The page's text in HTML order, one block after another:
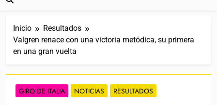
Inicio
Resultados
Valgren renace con una victoria metódica, su primera
en una gran vuelta
GIRO DE ITALIA NOTICIAS RESULTADOS